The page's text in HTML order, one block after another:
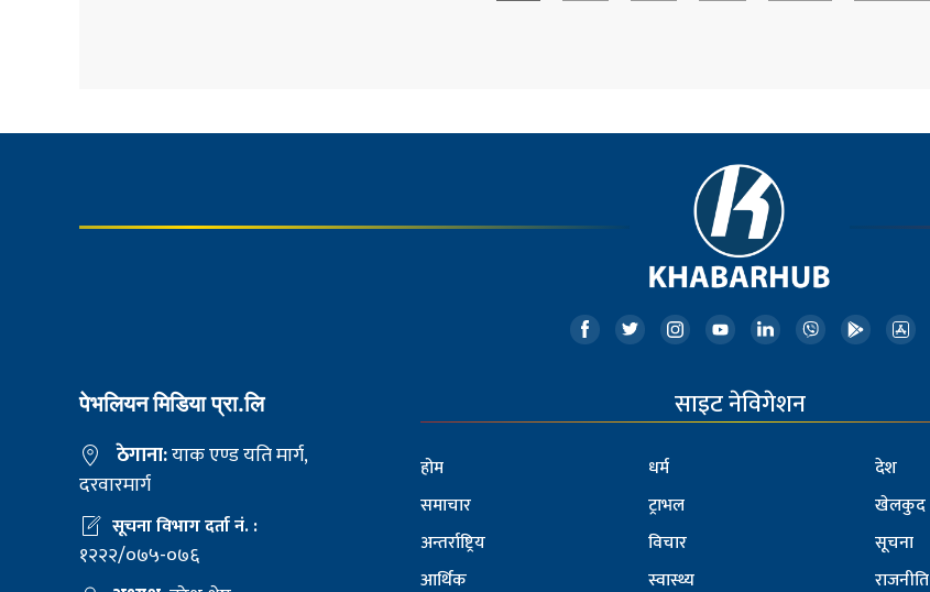
पेभलियन मिडिया प्रा.लि
ठेगाना:याक एण्ड यति मार्ग,
दरवारमार्ग
सूचना विभाग दर्ता नं. :
१२२२/०७५-०७६
साइट नेविगेशन
होम
समाचार
अन्तर्राष्ट्रिय
आर्थिक
धर्म
ट्राभल
विचार
स्वास्थ्य
देश
खेलकुद
सूचना
राजनीति